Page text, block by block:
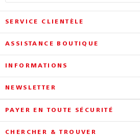
SERVICE CLIENTÈLE
ASSISTANCE BOUTIQUE
INFORMATIONS
NEWSLETTER
PAYER EN TOUTE SÉCURITÉ
CHERCHER & TROUVER